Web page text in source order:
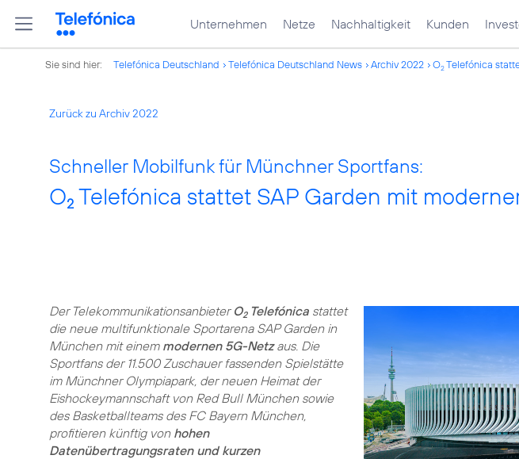
Unternehmen Netze Nachhaltigkeit Kunden
Sie sind hier: Telefónica Deutschland Telefónica Deutschland News Archiv 2022 O2Telefónica
Zurück zu Archiv 2022
Schneller Mobilfunk für Münchner Sportfans:
O2 Telefónica stattet SAP Garden mit
Der Telekommunikationsanbieter O2Telefónica stattet
die neue multifunktionale Sportarena SAP Garden in
München mit einem modernen 5G-Netzaus. Die
Sportfans der 11.500 Zuschauer fassenden Spielstätte
im Münchner Olympiapark, der neuen Heimat der
Eishockeymannschaft von Red Bull München sowie
des Basketballteams des FC Bayern München,
profitieren künftig von hohen
Datenübertragungsraten und kurzen